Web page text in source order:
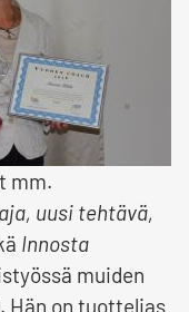
mm.
uusi tehtävä,
Innosta
muiden
Hän on tuottelias